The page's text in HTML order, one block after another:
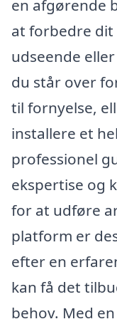
en afgørende
at forbedre dit
udseende
du står over
til fornyelse,
installere et
professionel
ekspertise og
for at udføre
platform er
efter en
kan få det
behov. Med